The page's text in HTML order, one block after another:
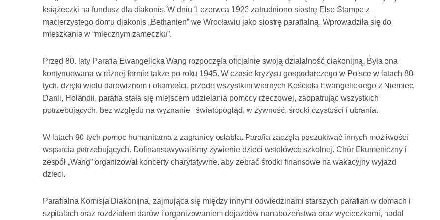
książeczki na fundusz dla diakonis. W dniu 1 czerwca 1923 zatrudniono siostrę Else Stampe z
macierzystego domu diakonis „Bethanien” we Wrocławiu jako siostrę parafialną. Wprowadziła się do
mieszkania w “mlecznym zameczku”.
Przed 80. laty Parafia Ewangelicka Wang rozpoczęła oficjalnie swoją działalność diakonijną. Była ona
kontynuowana w różnej formie także po roku 1945. W czasie kryzysu gospodarczego w Polsce w latach 80-
tych, dzięki wielu darowiznom i ofiarności, przede wszystkim wiernych Kościoła Ewangelickiego z Niemiec,
Danii, Holandii, parafia stała się miejscem udzielania pomocy rzeczowej, zaopatrując wszystkich
potrzebujących, bez względu na wyznanie i światopogląd, w żywność, środki czystości i ubrania.
W latach 90-tych pomoc humanitarna z zagranicy osłabła. Parafia zaczęła poszukiwać innych możliwości
wsparcia potrzebujących. Dofinansowywaliśmy żywienie dzieci wstołówce szkolnej. Chór Ekumeniczny i
zespół „Wang” organizował koncerty charytatywne, aby zebrać środki finansowe na wakacyjny wyjazd
dzieci.
Parafialna Komisja Diakonijna, zajmująca się między innymi odwiedzinami starszych parafian w domach i
szpitalach oraz rozdziałem darów i organizowaniem dojazdów nanabożeństwa oraz wycieczkami, nadal